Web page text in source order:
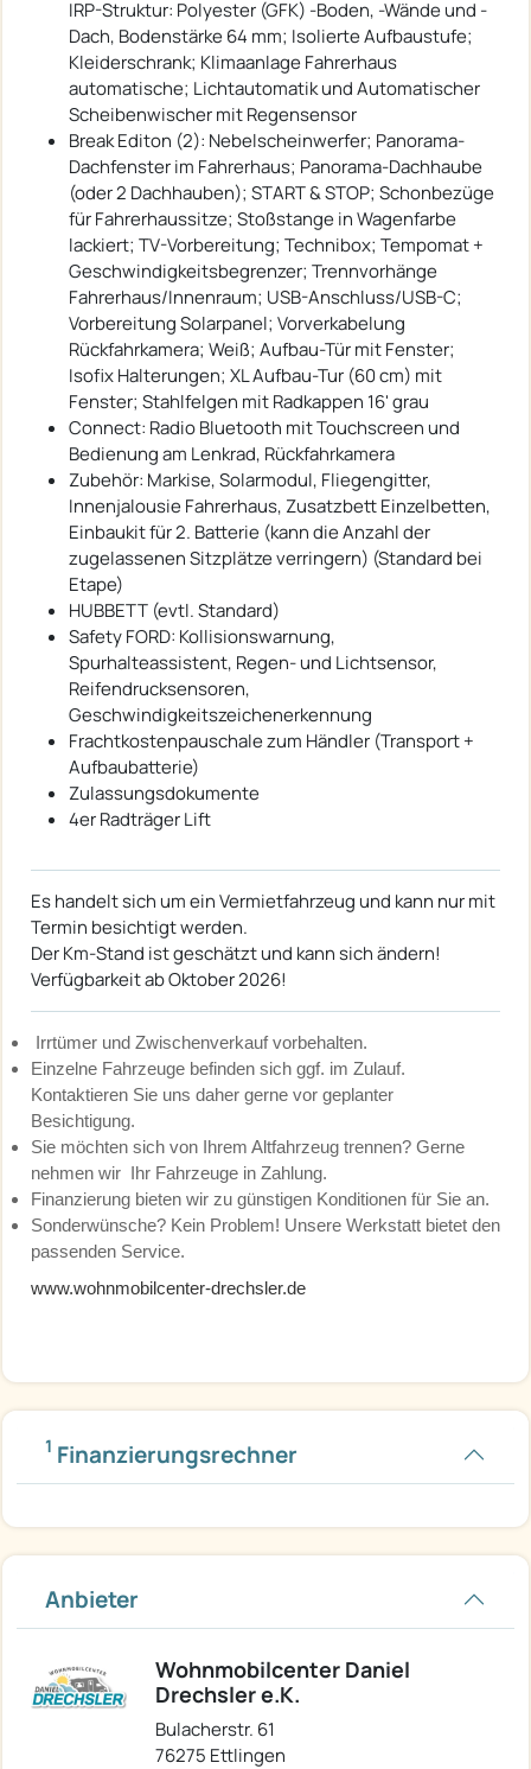
IRP-Struktur: Polyester (GFK) -Boden, -Wände und -
Dach, Bodenstärke 64 mm; Isolierte Aufbaustufe;
Kleiderschrank; Klimaanlage Fahrerhaus
automatische; Lichtautomatik und Automatischer
Scheibenwischer mit Regensensor
Break Editon (2): Nebelscheinwerfer; Panorama-
Dachfenster im Fahrerhaus; Panorama-Dachhaube
(oder 2 Dachhauben); START & STOP; Schonbezüge
für Fahrerhaussitze; Stoßstange in Wagenfarbe
lackiert; TV-Vorbereitung; Technibox; Tempomat +
Geschwindigkeitsbegrenzer; Trennvorhänge
Fahrerhaus/Innenraum; USB-Anschluss/USB-C;
Vorbereitung Solarpanel; Vorverkabelung
Rückfahrkamera; Weiß; Aufbau-Tür mit Fenster;
Isofix Halterungen; XL Aufbau-Tur (60 cm) mit
Fenster; Stahlfelgen mit Radkappen 16' grau
Connect: Radio Bluetooth mit Touchscreen und
Bedienung am Lenkrad, Rückfahrkamera
Zubehör: Markise, Solarmodul, Fliegengitter,
Innenjalousie Fahrerhaus, Zusatzbett Einzelbetten,
Einbaukit für 2. Batterie (kann die Anzahl der
zugelassenen Sitzplätze verringern) (Standard bei
Etape)
HUBBETT (evtl. Standard)
Safety FORD: Kollisionswarnung,
Spurhalteassistent, Regen- und Lichtsensor,
Reifendrucksensoren,
Geschwindigkeitszeichenerkennung
Frachtkostenpauschale zum Händler (Transport +
Aufbaubatterie)
Zulassungsdokumente
4er Radträger Lift
Es handelt sich um ein Vermietfahrzeug und kann nur mit
Termin besichtigt werden.
Der Km-Stand ist geschätzt und kann sich ändern!
Verfügbarkeit ab Oktober 2026!
Irrtümer und Zwischenverkauf vorbehalten.
Einzelne Fahrzeuge befinden sich ggf. im Zulauf.
Kontaktieren Sie uns daher gerne vor geplanter
Besichtigung.
Sie möchten sich von Ihrem Altfahrzeug trennen? Gerne
nehmen wir Ihr Fahrzeuge in Zahlung.
Finanzierung bieten wir zu günstigen Konditionen für Sie an.
Sonderwünsche? Kein Problem! Unsere Werkstatt bietet den
passenden Service.
www.wohnmobilcenter-drechsler.de
1 Finanzierungsrechner
Anbieter
Wohnmobilcenter Daniel
Drechsler e.K.
Bulacherstr. 61
76275 Ettlingen